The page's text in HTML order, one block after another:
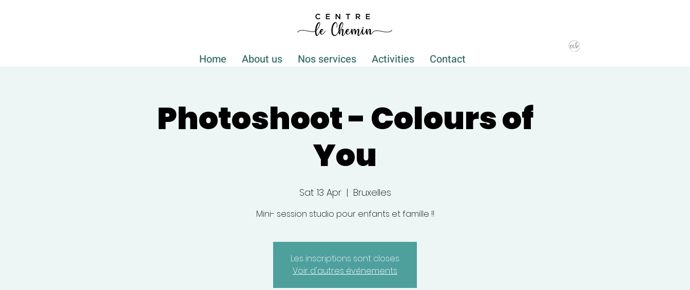
Home About us Nos services Activities Contact
Photoshoot - Colours of
You
Sat 13 Apr
  |
Bruxelles
Mini- session studio pour enfants et famille !!
Les inscriptions sont closes
Voir d'autres événements